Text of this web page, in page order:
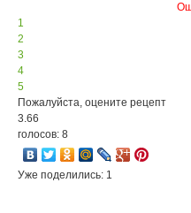
1
2
3
4
5
Пожалуйста, оцените рецепт
3.66
голосов: 8
Уже поделились: 1